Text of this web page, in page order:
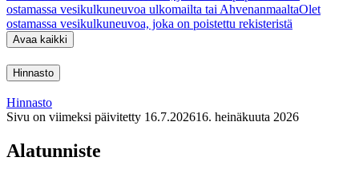
ostamassa vesikulkuneuvoa ulkomailta tai AhvenanmaaltaOlet
ostamassa vesikulkuneuvoa, joka on poistettu rekisteristä
Avaa kaikki
Hinnasto
Hinnasto
Sivu on viimeksi päivitetty 16.7.202616. heinäkuuta 2026
Alatunniste